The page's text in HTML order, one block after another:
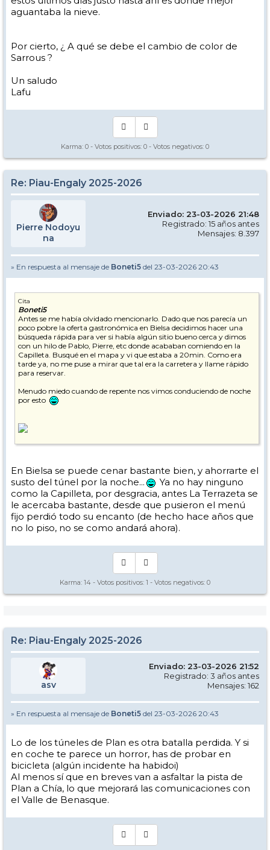
aguantaba la nieve.
Por cierto, ¿ A qué se debe el cambio de color de
Sarrous ?
Un saludo
Lafu
Karma: 0 - Votos positivos: 0 - Votos negativos: 0
Re: Piau-Engaly 2025-2026
Pierre Nodoyu
na
Enviado: 23-03-2026 21:48
Registrado: 15 años antes
Mensajes: 8.397
» En respuesta al mensaje de Boneti5 del 23-03-2026 20:43
Cita
Boneti5
Antes se me había olvidado mencionarlo. Dado que nos parecía un
poco pobre la oferta gastronómica en Bielsa decidimos hacer una
búsqueda rápida para ver si había algún sitio bueno cerca y dimos
con un hilo de Pablo, Pierre, etc donde acababan comiendo en la
Capilleta. Busqué en el mapa y vi que estaba a 20min. Como era
tarde ya, no me puse a mirar que tal era la carretera y llame rápido
para reservar.
Menudo miedo cuando de repente nos vimos conduciendo de noche
por esto
En cualquier caso, mereció la pena:
]
En Bielsa se puede cenar bastante bien, y ahorrarte el
susto del túnel por la noche...
Ya no hay ninguno
como la Capilleta, por desgracia, antes La Terrazeta se
le acercaba bastante, desde que pusieron el menú
fijo perdió todo su encanto (de hecho hace años que
no lo piso, no se como andará ahora).
Karma: 14 - Votos positivos: 1 - Votos negativos: 0
Re: Piau-Engaly 2025-2026
asv
Enviado: 23-03-2026 21:52
Registrado: 3 años antes
Mensajes: 162
» En respuesta al mensaje de Boneti5 del 23-03-2026 20:43
Lo de los túneles de Plan es otra batalla perdida. Y si
en coche te parece un horror, has de probar en
bicicleta (algún incidente ha habidoi)
Al menos sí que en breves van a asfaltar la pista de
Plan a Chía, lo que mejorará las comunicaciones con
el Valle de Benasque.